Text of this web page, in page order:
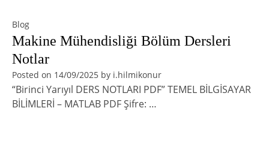
Blog
Makine Mühendisliği Bölüm Dersleri
Notlar
Posted on 14/09/2025 by i.hilmikonur
“Birinci Yarıyıl DERS NOTLARI PDF” TEMEL BİLGİSAYAR
BİLİMLERİ – MATLAB PDF Şifre: …